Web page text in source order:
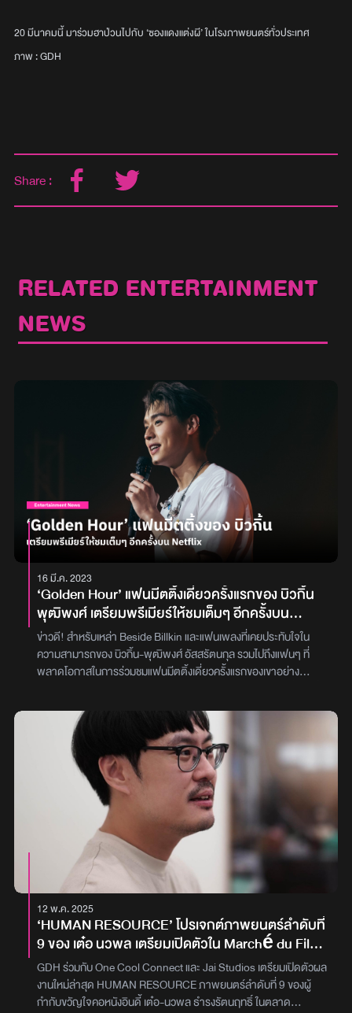
20 มีนาคมนี้ มาร่วมฮาป่วนไปกับ ‘ซองแดงแต่งผี’ ในโรงภาพยนตร์ทั่วประเทศ
ภาพ : GDH
Share :
RELATED ENTERTAINMENT
NEWS
16 มี.ค. 2023
‘Golden Hour’ แฟนมีตติ้งเดี่ยวครั้งแรกของ บิวกิ้น
พุฒิพงศ์ เตรียมพรีเมียร์ให้ชมเต็มๆ อีกครั้งบน
Netflix
ข่าวดี! สำหรับเหล่า Beside Billkin และแฟนเพลงที่เคยประทับใจใน
ความสามารถของ บิวกิ้น-พุฒิพงศ์ อัสสรัตนกุล รวมไปถึงแฟนๆ ที่
พลาดโอกาสในการร่วมชมแฟนมีตติ้งเดี่ยวครั้งแรกของเขาอย่าง
เมื่อเดือนตุลาคม 2565 เมื่อล่าสุดมีการเปิดเผยว่า บรรยาการศความ
สนุกทั้งหมด จะถูกนำมาฉายให้ชมแบบเต็มๆ บน Netflix ในวันที่ 1
เมษายนนี้นี่คือโชว์ที่ บิวกิ้น ตั้งใจและทุ่มเทเต็มที่ทั้งทอร์ค-ร้อง-เล่น-เต้น
พร้อมชวนแขกรับเชิญคนพิเศษ ก้อย-นัตตี้-ดรีม, เต ตะวัน, ท็อปแท็ป
และที่ขาดไม่ได้คือพาร์ทเนอร์คนสำคัญอย่าง พีพี กฤษฏ์ มาร่วมสร้าง
โมเมนต์พิเศษให้ทุกคนได้บันทึกไว้ในเมมโมรี่ อีกทั้งยังเอาใจอินเตอร์แฟน
ด้วยการเพิ่มการฟังทั้งภาษาอังกฤษและภาษาจีน ให้ทุกคนได้เต็มอิ่มกับ
อรรถรสความฟินของงานนี้กดตั้งการแจ้งเตือนเพื่อรอไปสังสรรค์กับ บิ
วกิ้น ในค่ำคืนแห่งความทรงจำกันอีกครั้งใน ‘BILLKIN GOLDEN
HOUR THE FIRST FANMEETING’ 1 เมษายนนี้บน Netflix ระหว่าง
นี้ก็สามารถเข้าไปติดตามฟังและชม Music Video เพลงใหม่ ‘ยิ้มทั้ง
น้ำตา’ ก่อนได้บน YouTube : Billkin Entertainmentขอบคุณข้อมูล
จาก : BesideBillkinภาพ : Billkin Entertainment
12 พ.ค. 2025
‘HUMAN RESOURCE’ โปรเจกต์ภาพยนตร์ลำดับที่
9 ของ เต๋อ นวพล เตรียมเปิดตัวใน Marché du Film
เทศกาลหนังเมืองคานส์ 2025
GDH ร่วมกับ One Cool Connect และ Jai Studios เตรียมเปิดตัวผล
งานใหม่ล่าสุด HUMAN RESOURCE ภาพยนตร์ลำดับที่ 9 ของผู้
กำกับขวัญใจคอหนังอินดี้ เต๋อ-นวพล ธำรงรัตนฤทธิ์ ในตลาด